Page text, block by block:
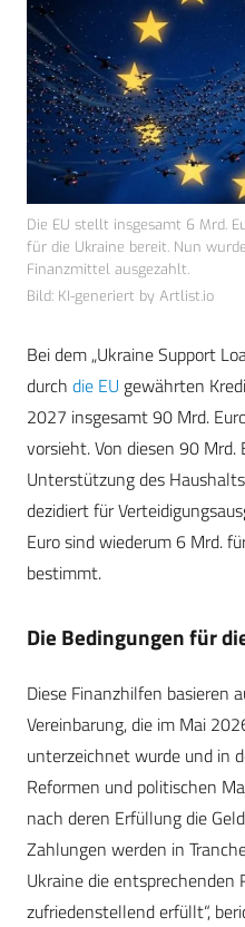
Die EU stellt insgesamt 6 Mrd.
für die Ukraine bereit. Nun
Finanzmittel ausgezahlt.
Bild: KI-generiert by Artlist.io
Bei dem „Ukraine Support
durch die EU gewährten
2027 insgesamt 90 Mrd.
vorsieht. Von diesen 90
Unterstützung des
dezidiert für
Euro sind wiederum 6 Mrd.
bestimmt.
Die Bedingungen für
Diese Finanzhilfen basieren
Vereinbarung, die im Mai
unterzeichnet wurde und in
Reformen und politischen
nach deren Erfüllung die
Zahlungen werden in
Ukraine die entsprechenden
zufriedenstellend erfüllt“,